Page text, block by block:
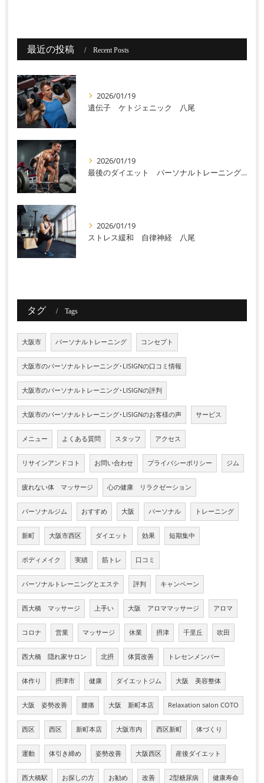
最近の投稿 Recent Posts
2026/01/19
遺伝子 ケトジェニック 八尾
2026/01/19
最後のダイエット パーソナルトレーニング 八尾
2026/01/19
ストレス緩和 自律神経 八尾
タグ Tags
大阪市 パーソナルトレーニング コンセプト
大阪市のパーソナルトレーニング･LISIGNの口コミ情報
大阪市のパーソナルトレーニング･LISIGNの評判
大阪市のパーソナルトレーニング･LISIGNのお客様の声 サービス
メニュー よくある質問 スタッフ アクセス
リサインアンドコト お問い合わせ プライバシーポリシー ジム
疲れない体 マッサージ 心の健康 リラクゼーション
パーソナルジム おすすめ 大阪 パーソナル トレーニング
新町 大阪市西区 ダイエット 効果 短期集中
ボディメイク 実績 筋トレ 口コミ
パーソナルトレーニングとエステ 評判 キャンペーン
西大橋 マッサージ 上手い 大阪 アロママッサージ アロマ
コロナ 営業 マッサージ 休業 摂津 千里丘 吹田
西大橋 隠れ家サロン 北摂 体質改善 トレセンメンバー
体作り 摂津市 健康 ダイエットジム 大阪 美容整体
大阪 姿勢改善 腰痛 大阪 新町本店 Relaxation salon COTO
西区 西区 新町本店 大阪市内 西区新町 体づくり
運動 体引き締め 姿勢改善 大阪西区 産後ダイエット
西大橋駅 お探しの方 お勧め 改善 2型糖尿病 健康寿命